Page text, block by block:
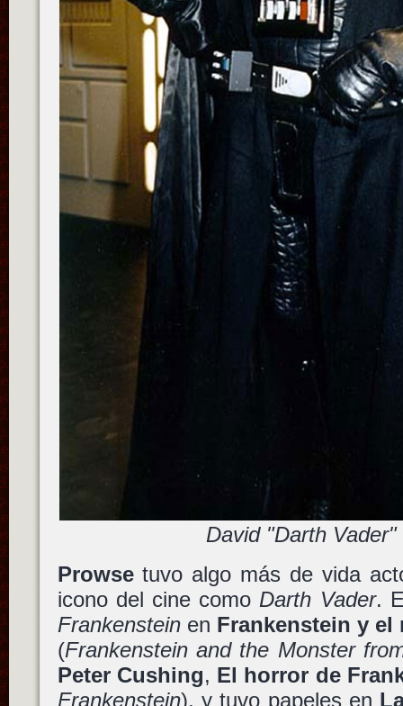
David "Darth
Prowsetuvo algo más de vida
icono del cine como Darth Vader.
Frankensteinen Frankenstein y
(Frankenstein and the Monster
Peter Cushing, El horror de
Frankenstein), y tuvo papeles en